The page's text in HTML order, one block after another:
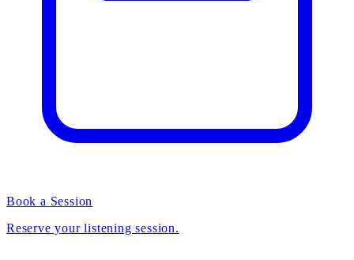
Book a Session
Reserve your listening session.